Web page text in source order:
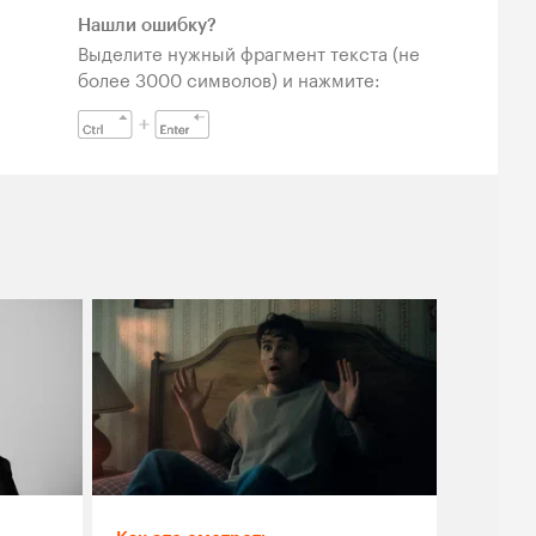
Нашли ошибку?
Выделите нужный фрагмент текста (не
более 3000 символов) и нажмите: